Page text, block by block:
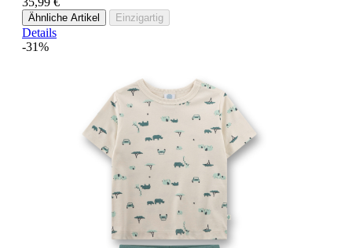
Ähnliche Artikel Einzigartig
Details
-31%